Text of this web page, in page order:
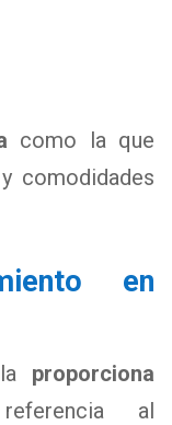
como la que
comodidades
en
proporciona
al